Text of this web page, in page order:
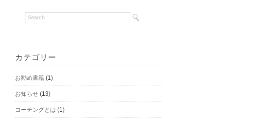
カテゴリー
お勧め書籍 (1)
お知らせ (13)
コーチングとは (1)